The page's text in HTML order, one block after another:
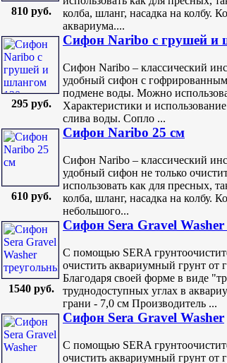
810 руб.
колба, шланг, насадка на колбу.
аквариума....
295 руб.
Сифон Naribo с грушей и
Сифон Naribo – классический
удобный сифон с
подмене воды. Можно
Характеристики и
слива воды. Сопло ...
610 руб.
Сифон Naribo 25 см
Сифон Naribo – классический
удобный сифон не только
использовать как для пресных,
колба, шланг, насадка на колбу.
небольшого...
1540 руб.
Сифон Sera Gravel
С помощью SERA
очистить аквариумный грунт от
Благодаря своей форме в виде
труднодоступных углах в
грани - 7,0 см Производитель ...
Сифон Sera Gravel Washer
С помощью SERA
очистить аквариумный грунт от